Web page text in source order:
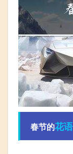
春节的花语